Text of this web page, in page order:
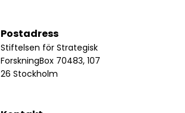
Postadress
Stiftelsen för Strategisk
ForskningBox 70483, 107
26 Stockholm